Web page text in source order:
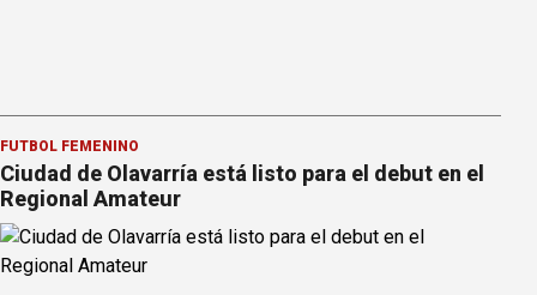
FÚTBOL FEMENINO
Ciudad de Olavarría está listo para el debut en el
Regional Amateur